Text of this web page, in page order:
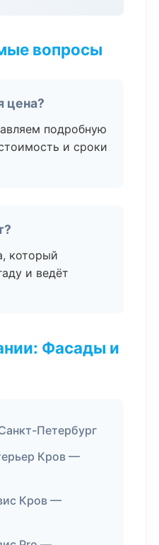
вопросы
цена?
подробную
и сроки
который
и ведёт
Фасады и
Петербург
Кров —
Кров —